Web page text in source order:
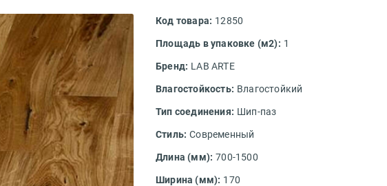
Код товара: 12850
Площадь в упаковке (м2): 1
Бренд: LAB ARTE
Влагостойкость: Влагостойкий
Тип соединения: Шип-паз
Стиль: Современный
Длина (мм): 700-1500
Ширина (мм): 170